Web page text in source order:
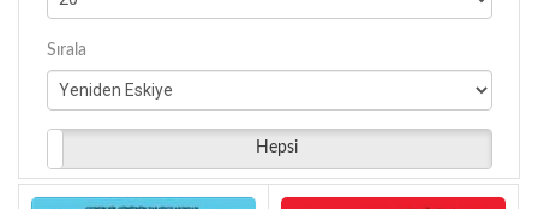
Sırala
Hepsi